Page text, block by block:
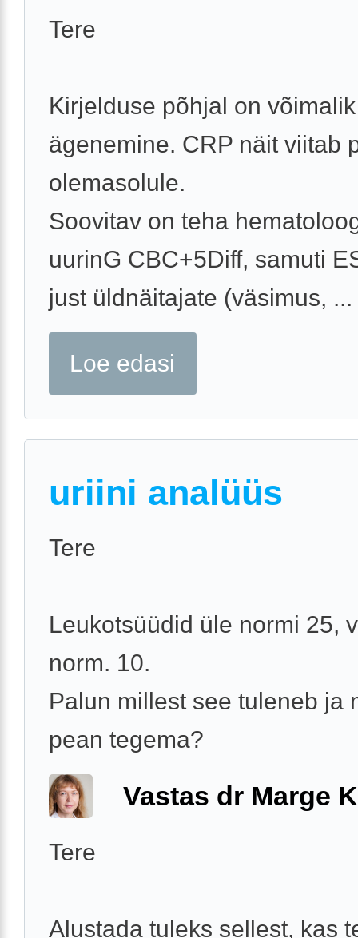
Tere
Kirjelduse põhjal on
ägenemine. CRP näit viitab
olemasolule.
Soovitav on teha
uurinG CBC+5Diff, samuti
just üldnäitajate (väsimus, ...
Loe edasi
uriini analüüs
Tere
Leukotsüüdid üle normi 25,
norm. 10.
Palun millest see tuleneb ja
pean tegema?
Vastas dr Marge
Tere
Alustada tuleks sellest, kas